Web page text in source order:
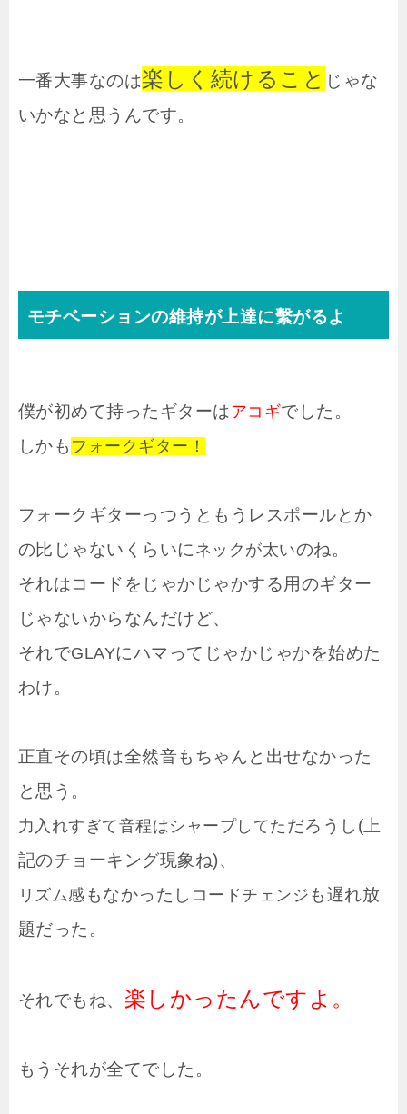
一番大事なのは楽しく続けること じゃな
いかなと思うんです。
モチベーションの維持が上達に繫がるよ
僕が初めて持ったギターは アコギでした。
しかも フォークギター！
フォークギターっつうともうレスポールとか
の比じゃないくらいに ネックが太いのね。
それはコードをじゃかじゃかする用のギター
じゃないからなんだけど、
それでGLAYにハマってじゃかじゃかを始めた
わけ。
正直その頃は全然音もちゃんと出せなかった
と思う。
力入れすぎて音程はシャープしてた だろうし(上
記のチョーキング現象ね)、
リズム感 もなかったし コードチェンジ も遅れ放
題だった。
それでもね、 楽しかったんですよ。
もうそれが全てでした。